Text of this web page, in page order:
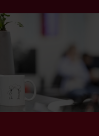
for at holde